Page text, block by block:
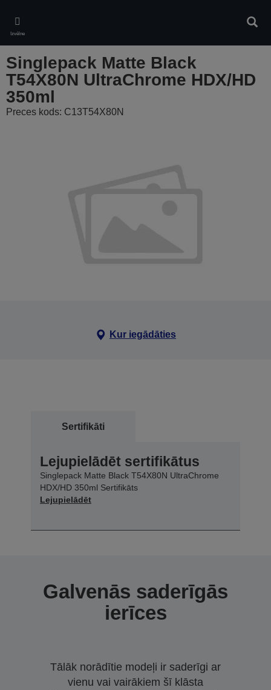
main
content
Izvēlne
Singlepack Matte Black
T54X80N UltraChrome HDX/HD
350ml
Preces kods: C13T54X80N
Kur iegādāties
Sertifikāti
Lejupielādēt sertifikātus
Singlepack Matte Black T54X80N UltraChrome
HDX/HD 350ml Sertifikāts
Lejupielādēt
Galvenās saderīgās
ierīces
Tālāk norādītie modeļi ir saderīgi ar
vienu vai vairākiem šī klāsta